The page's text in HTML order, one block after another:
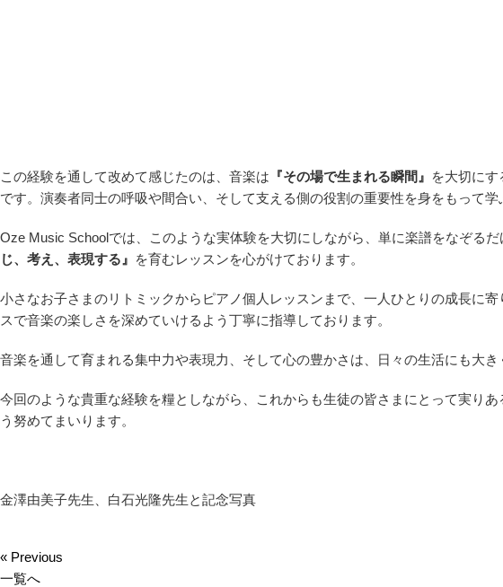
この経験を通して改めて感じたのは、音楽は 『その場で生まれる瞬間』 を大切にす
です。演奏者同士の呼吸や間合い、そして支える側の役割の重要性を身をもって学
Oze Music Schoolでは、このような実体験を大切にしながら、単に楽譜をなぞるだ
じ、考え、表現する』 を育むレッスンを心がけております。
小さなお子さまのリトミックからピアノ個人レッスンまで、一人ひとりの成長に
スで音楽の楽しさを深めていけるよう丁寧に指導しております。
音楽を通して育まれる集中力や表現力、そして心の豊かさは、日々の生活にも大き
今回のような貴重な経験を糧としながら、これからも生徒の皆さまにとって実りあ
う努めてまいります。
金澤由美子先生、白石光隆先生と記念写真
« Previous
一覧へ